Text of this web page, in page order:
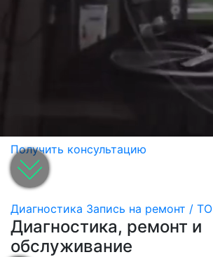
Получить консультацию
Диагностика Запись на ремонт / ТО
Диагностика, ремонт и
обслуживание